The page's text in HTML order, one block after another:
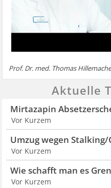
Prof. Dr. med. Thomas
Aktuelle
Mirtazapin
Vor Kurzem
Umzug wegen
Vor Kurzem
Wie schafft man es
Vor Kurzem